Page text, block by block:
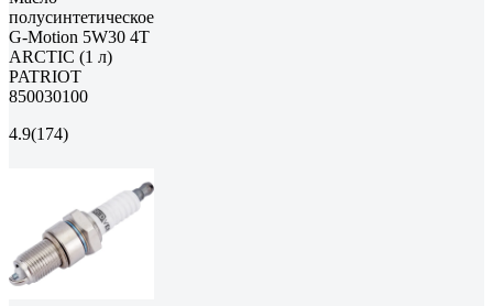
полусинтетическое
G-Motion 5W30 4Т
ARCTIC (1 л)
PATRIOT
850030100
4.9(174)